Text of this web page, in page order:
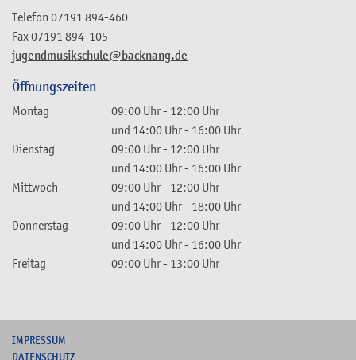
jugendmusikschule@backnang.de
Telefon 07191 894-460
Fax07191 894-105
Öffnungszeiten
Montag 09:00 Uhr- 12:00 Uhr
und 14:00 Uhr- 16:00 Uhr
Dienstag
09:00 Uhr- 12:00 Uhr
und 14:00 Uhr- 16:00 Uhr
Mittwoch
09:00 Uhr- 12:00 Uhr
und 14:00 Uhr- 18:00 Uhr
Donnerstag
09:00 Uhr- 12:00 Uhr
und 14:00 Uhr- 16:00 Uhr
Freitag
09:00 Uhr- 13:00 Uhr
IMPRESSUM
DATENSCHUTZ